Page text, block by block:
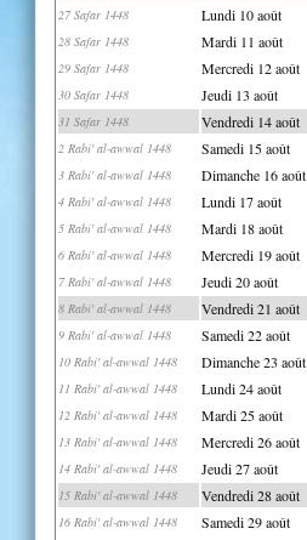
27 Safar 1448 Lundi 10 août
28 Safar 1448 Mardi 11 août
29 Safar 1448 Mercredi 12 août
30 Safar 1448 Jeudi 13 août
31 Safar 1448 Vendredi 14 août
2 Rabi' al-awwal 1448 Samedi 15 août
3 Rabi' al-awwal 1448 Dimanche 16 août
4 Rabi' al-awwal 1448 Lundi 17 août
5 Rabi' al-awwal 1448 Mardi 18 août
6 Rabi' al-awwal 1448 Mercredi 19 août
7 Rabi' al-awwal 1448 Jeudi 20 août
8 Rabi' al-awwal 1448 Vendredi 21 août
9 Rabi' al-awwal 1448 Samedi 22 août
10 Rabi' al-awwal 1448 Dimanche 23 août
11 Rabi' al-awwal 1448 Lundi 24 août
12 Rabi' al-awwal 1448 Mardi 25 août
13 Rabi' al-awwal 1448 Mercredi 26 août
14 Rabi' al-awwal 1448 Jeudi 27 août
15 Rabi' al-awwal 1448 Vendredi 28 août
16 Rabi' al-awwal 1448 Samedi 29 août